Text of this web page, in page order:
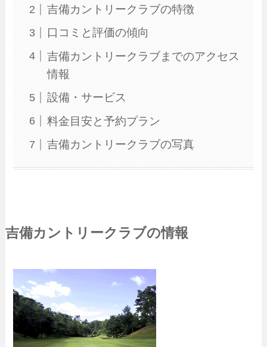
吉備カントリークラブの特徴
口コミと評価の傾向
吉備カントリークラブまでのアクセス
情報
設備・サービス
料金目安と予約プラン
吉備カントリークラブの写真
吉備カントリークラブの情報